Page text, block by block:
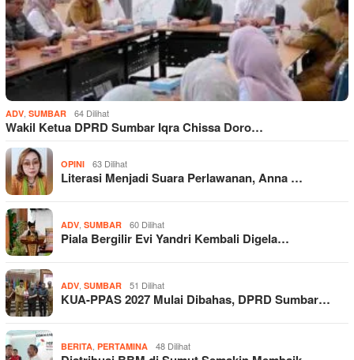
ADV SUMBAR 64 Dilihat
Wakil Ketua DPRD Sumbar Iqra Chissa Doro…
OPINI 63 Dilihat
Literasi Menjadi Suara Perlawanan, Anna …
ADV SUMBAR 60 Dilihat
Piala Bergilir Evi Yandri Kembali Digela…
ADV SUMBAR 51 Dilihat
KUA-PPAS 2027 Mulai Dibahas, DPRD Sumbar…
BERITA PERTAMINA 48 Dilihat